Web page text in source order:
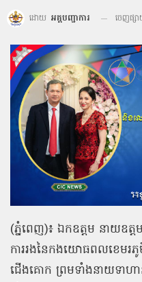
ដោយ អគ្គបញ្ជាការ ចេញផ្ស
(ភ្នំពេញ)៖ ឯកឧត្ដម នាយឧត្
ការរងនៃកងយោធពលខេមរភូ
ជើងគោក ព្រមទាំងនាយទា